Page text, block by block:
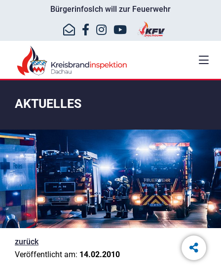
BürgerinfosIch will zur Feuerwehr
AKTUELLES
zurück
Veröffentlicht am: 14.02.2010